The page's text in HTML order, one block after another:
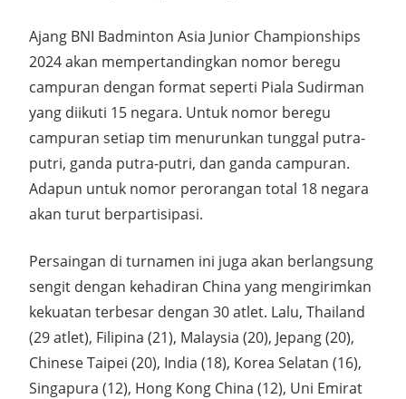
Ajang BNI Badminton Asia Junior Championships
2024 akan mempertandingkan nomor beregu
campuran dengan format seperti Piala Sudirman
yang diikuti 15 negara. Untuk nomor beregu
campuran setiap tim menurunkan tunggal putra-
putri, ganda putra-putri, dan ganda campuran.
Adapun untuk nomor perorangan total 18 negara
akan turut berpartisipasi.
Persaingan di turnamen ini juga akan berlangsung
sengit dengan kehadiran China yang mengirimkan
kekuatan terbesar dengan 30 atlet. Lalu, Thailand
(29 atlet), Filipina (21), Malaysia (20), Jepang (20),
Chinese Taipei (20), India (18), Korea Selatan (16),
Singapura (12), Hong Kong China (12), Uni Emirat